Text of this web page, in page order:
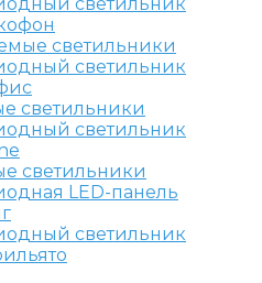
светильники
светильники
светильники